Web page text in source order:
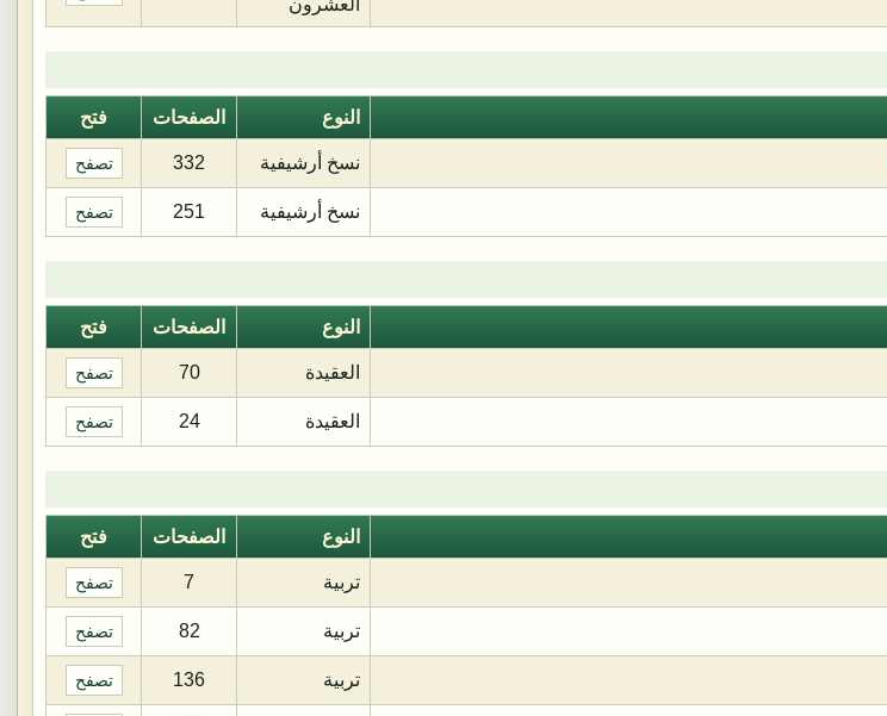
النوع الصفحات فتح
نسخ أرشيفية 332 تصفح
نسخ أرشيفية 251 تصفح
النوع الصفحات فتح
العقيدة 70 تصفح
العقيدة 24 تصفح
النوع الصفحات فتح
تربية 7 تصفح
تربية 82 تصفح
تربية 136 تصفح